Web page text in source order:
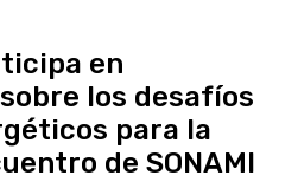
en
los desafíos
para la
de SONAMI